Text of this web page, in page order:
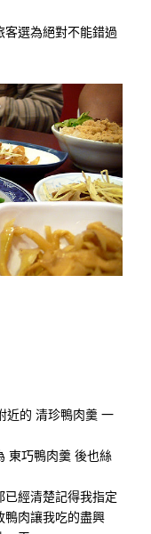
選為絕對不能錯過
近的 清珍鴨肉羹 一
東巧鴨肉羹 後也絲
經清楚記得我指定
鴨肉讓我吃的盡興